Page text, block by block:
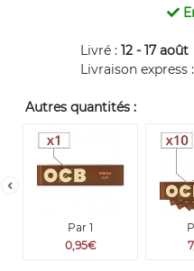
Livré : 12 - 17 août
Livraison express :
Autres quantités :
Par 1
0,95€